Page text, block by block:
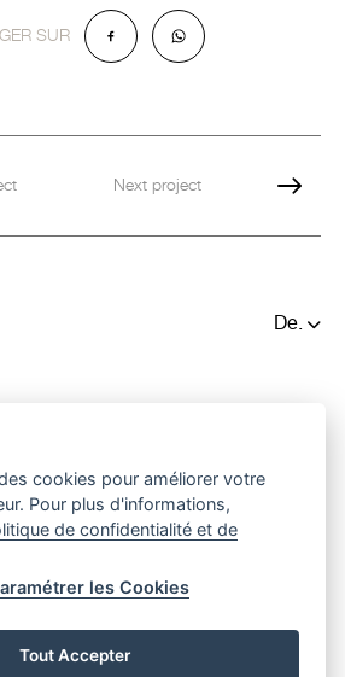
SUR
Next project
De.
reserved.
cookies pour améliorer votre
Pour plus d'informations,
de confidentialité et de
les Cookies
Tout Accepter